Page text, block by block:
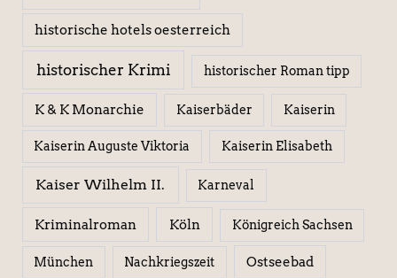
historische hotels oesterreich
historischer Krimi historischer Roman tipp
K & K Monarchie Kaiserbäder Kaiserin
Kaiserin Auguste Viktoria Kaiserin Elisabeth
Kaiser Wilhelm II. Karneval
Kriminalroman Köln Königreich Sachsen
München Nachkriegszeit Ostseebad